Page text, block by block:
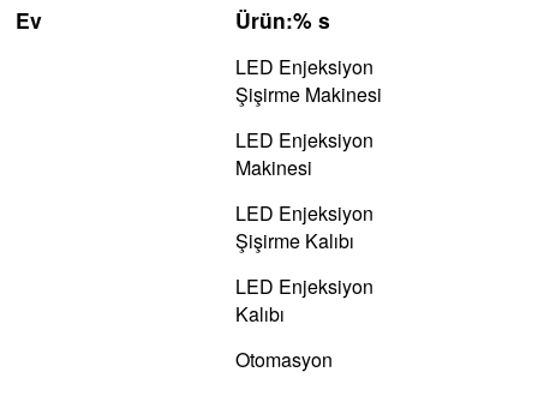
Ev Ürün:% s
LED Enjeksiyon
Şişirme Makinesi
LED Enjeksiyon
Makinesi
LED Enjeksiyon
Şişirme Kalıbı
LED Enjeksiyon
Kalıbı
Otomasyon